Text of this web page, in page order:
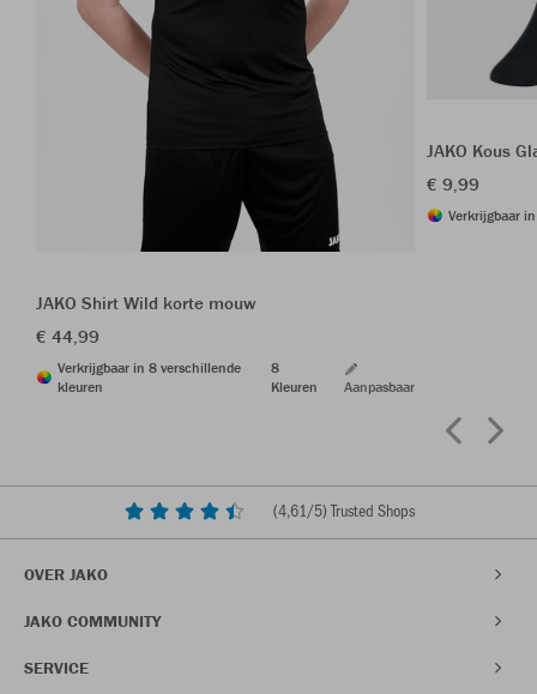
JAKO Shirt Wild korte mouw
€ 44,99
Verkrijgbaar in 8 verschillende
kleuren
8
Kleuren
Aanpasbaar
JAKO Kous
€ 9,99
Verkrijgbaar
(4,61/5) Trusted Shops
OVER JAKO
JAKO COMMUNITY
SERVICE